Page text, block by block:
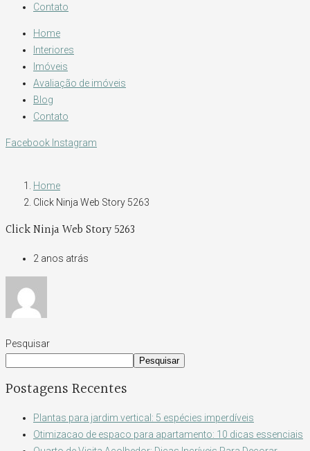
Contato
Home
Interiores
Imóveis
Avaliação de imóveis
Blog
Contato
Facebook Instagram
Home
Click Ninja Web Story 5263
Click Ninja Web Story 5263
2 anos atrás
Pesquisar
Pesquisar
Postagens Recentes
Plantas para jardim vertical: 5 espécies imperdíveis
Otimizacao de espaco para apartamento: 10 dicas essenciais